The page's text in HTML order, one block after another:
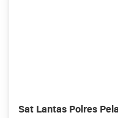
Sat Lantas Polres